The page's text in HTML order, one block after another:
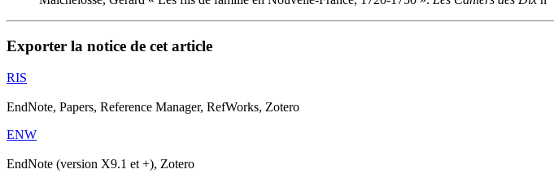
Exporter la notice de cet article
RIS
EndNote, Papers, Reference Manager, RefWorks, Zotero
ENW
EndNote (version X9.1 et +), Zotero